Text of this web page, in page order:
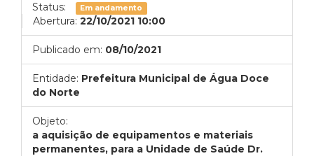
Status: Em andamento
Abertura: 22/10/2021 10:00
Publicado em: 08/10/2021
Entidade: Prefeitura Municipal de Água Doce
do Norte
Objeto:
a aquisição de equipamentos e materiais
permanentes, para a Unidade de Saúde Dr.